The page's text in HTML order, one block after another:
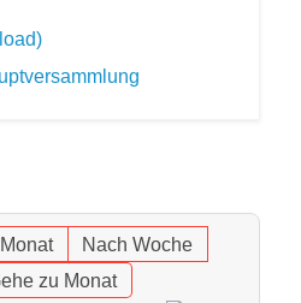
Nach Woche
zu Monat